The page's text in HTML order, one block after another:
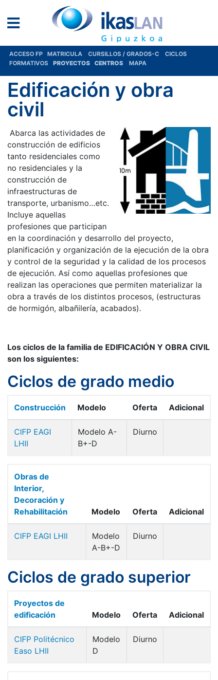
ACCESO FP MATRICULA CURSILLOS / GRADOS-C
CICLOS
FORMATIVOS
PROYECTOS CENTROS MAPA
Edificación y obra
civil
Abarca las actividades de
construcción de edificios
tanto residenciales como
no residenciales y la
construcción de
infraestructuras de
transporte, urbanismo…etc.
Incluye aquellas
profesiones que participan
en la coordinación y desarrollo del proyecto,
planificación y organización de la ejecución de la obra
y control de la seguridad y la calidad de los procesos
de ejecución. Así como aquellas profesiones que
realizan las operaciones que permiten materializar la
obra a través de los distintos procesos, (estructuras
de hormigón, albañilería, acabados).
Los ciclos de la familia de EDIFICACIÓN Y OBRA CIVIL
son los siguientes:
Ciclos de grado medio
Construcción Modelo Oferta Adicional
CIFP EAGI
LHII
Modelo A-
B+-D
Diurno
Obras de
Interior,
Decoración y
Rehabilitación
Modelo Oferta Adicional
CIFP EAGI LHII
Modelo
A-B+-D
Diurno
Ciclos de grado superior
Proyectos de
edificación
Modelo Oferta Adicional
CIFP Politécnico
Easo LHII
Modelo
D
Diurno